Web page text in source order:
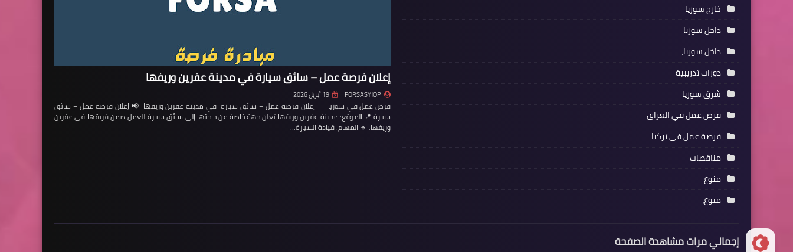
خارج سوريا
داخل سوريا
داخل سوريا،
دورات تدريبية
شرق سوريا
فرص عمل في العراق
فرصة عمل في تركيا
مناقصات
منوع
منوع،
إعلان فرصة عمل – سائق سيارة في مدينة عفرين وريفها
FORSASYJOP 19 أبريل 2026
فرص عمل في سوريا إعلان فرصة عمل – سائق سيارة في مدينة عفرين وريفها 📢 إعلان فرصة عمل – سائق
سيارة 📍 الموقع: مدينة عفرين وريفها تعلن جهة خاصة عن حاجتها إلى سائق سيارة للعمل ضمن فريقها في عفرين
وريفها. 🔹 المهام: قيادة السيارة…
إجمالي مرات مشاهدة الصفحة